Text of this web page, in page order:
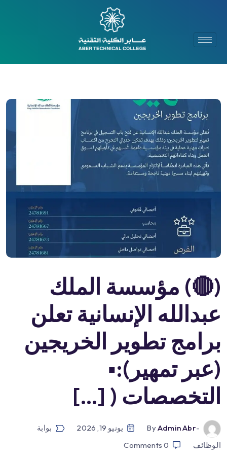
(🔴) مؤسسة الملك
عبدالله الإنسانية تعلن
برامج تطوير الخريجين
(عبر تمهير):▪️
التخصصات ( […]
-by
Admin Abr يونيو 19, 2026
بوابة
الوظائف
0
Comments